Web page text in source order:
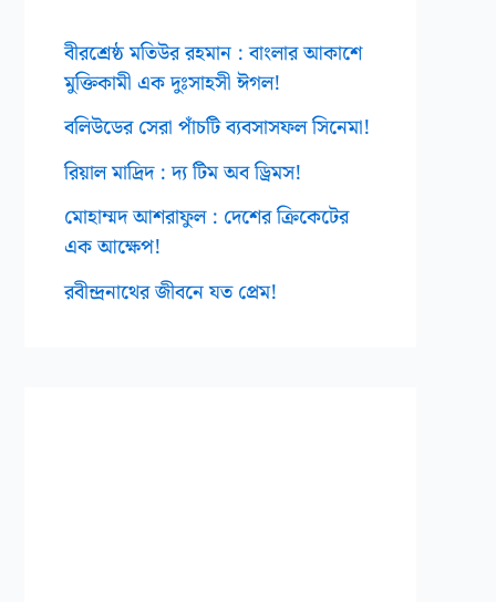
বীরশ্রেষ্ঠ মতিউর রহমান : বাংলার আকাশে
মুক্তিকামী এক দুঃসাহসী ঈগল!
বলিউডের সেরা পাঁচটি ব্যবসাসফল সিনেমা!
রিয়াল মাদ্রিদ : দ্য টিম অব ড্রিমস!
মোহাম্মদ আশরাফুল : দেশের ক্রিকেটের
এক আক্ষেপ!
রবীন্দ্রনাথের জীবনে যত প্রেম!